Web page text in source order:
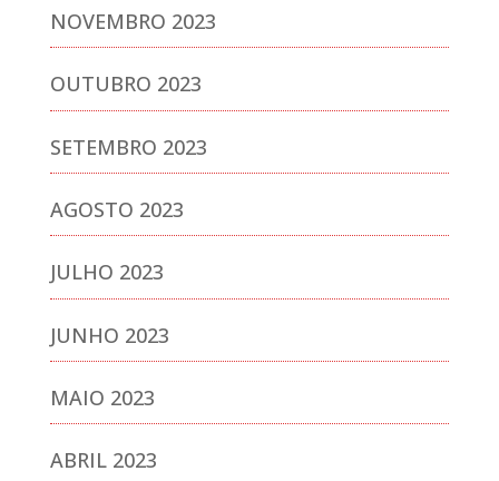
NOVEMBRO 2023
OUTUBRO 2023
SETEMBRO 2023
AGOSTO 2023
JULHO 2023
JUNHO 2023
MAIO 2023
ABRIL 2023